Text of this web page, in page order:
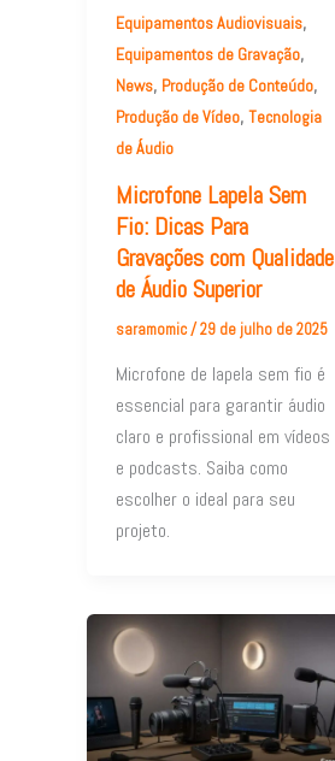
Equipamentos Audiovisuais,
Equipamentos de Gravação,
News, Produção de Conteúdo,
Produção de Vídeo, Tecnologia
de Áudio
Microfone Lapela Sem
Fio: Dicas Para
Gravações com Qualidade
de Áudio Superior
saramomic/29 de julho de 2025
Microfone de lapela sem fio é
essencial para garantir áudio
claro e profissional em vídeos
e podcasts. Saiba como
escolher o ideal para seu
projeto.